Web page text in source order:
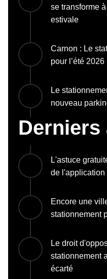
se transforme
estivale
Carnon : Le
pour l’été 2026
Le
nouveau
L'astuce
de l'application
Encore une
stationnement
Le droit
stationnement
écarté